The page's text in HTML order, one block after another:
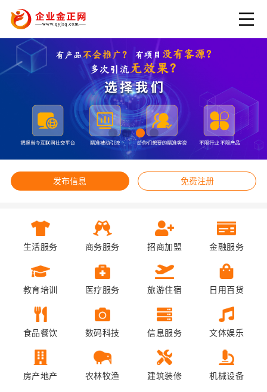
发布信息 免费注册
生活服务 商务服务 招商加盟 金融服务
教育培训 医疗服务 旅游住宿 日用百货
食品餐饮 数码科技 信息服务 文体娱乐
房产地产 农林牧渔 建筑装修 机械设备